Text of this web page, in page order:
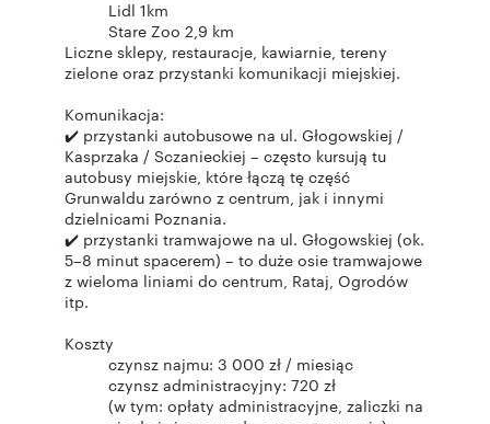
Lidl 1km
Stare Zoo 2,9 km
Liczne sklepy, restauracje, kawiarnie, tereny
zielone oraz przystanki komunikacji miejskiej.
Komunikacja:
✔️ przystanki autobusowe na ul. Głogowskiej /
Kasprzaka / Sczanieckiej – często kursują tu
autobusy miejskie, które łączą tę część
Grunwaldu zarówno z centrum, jak i innymi
dzielnicami Poznania.
✔️ przystanki tramwajowe na ul. Głogowskiej (ok.
5–8 minut spacerem) – to duże osie tramwajowe
z wieloma liniami do centrum, Rataj, Ogrodów
itp.
Koszty
czynsz najmu: 3 000 zł / miesiąc
czynsz administracyjny: 720 zł
(w tym: opłaty administracyjne, zaliczki na